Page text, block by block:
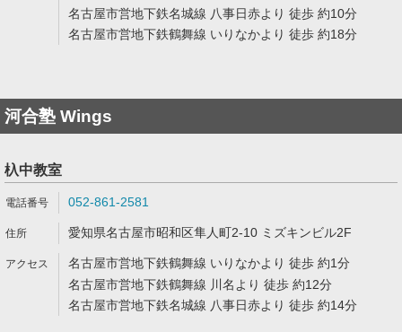
名古屋市営地下鉄名城線 八事日赤より 徒歩 約10分
名古屋市営地下鉄鶴舞線 いりなかより 徒歩 約18分
河合塾 Wings
杁中教室
052-861-2581
愛知県名古屋市昭和区隼人町2-10 ミズキンビル2F
名古屋市営地下鉄鶴舞線 いりなかより 徒歩 約1分
名古屋市営地下鉄鶴舞線 川名より 徒歩 約12分
名古屋市営地下鉄名城線 八事日赤より 徒歩 約14分